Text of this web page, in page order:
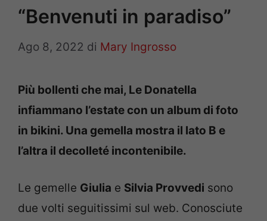
“Benvenuti in paradiso”
Ago 8, 2022 di Mary Ingrosso
Più bollenti che mai, Le Donatella
infiammano l’estate con un album di foto
in bikini. Una gemella mostra il lato B e
l’altra il decolleté incontenibile.
Le gemelle Giulia e Silvia Provvedi sono
due volti seguitissimi sul web. Conosciute